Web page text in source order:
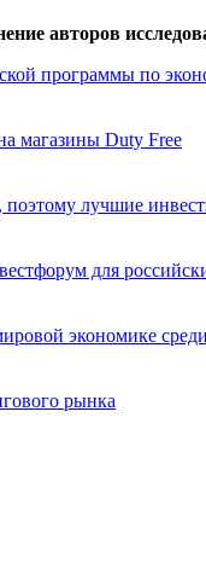
авторов
программы по
магазины Duty Free
лучшие
для
экономике
рынка